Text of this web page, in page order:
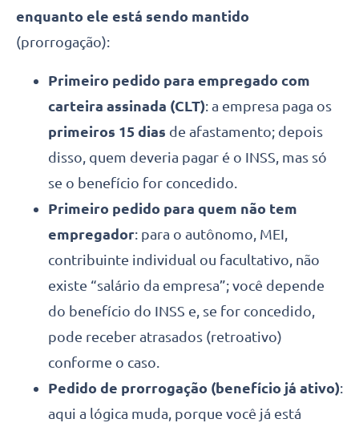
enquanto ele está sendo mantido
(prorrogação):
Primeiro pedido para empregado com
carteira assinada (CLT): a empresa paga os
primeiros 15 dias de afastamento; depois
disso, quem deveria pagar é o INSS, mas só
se o benefício for concedido.
Primeiro pedido para quem não tem
empregador: para o autônomo, MEI,
contribuinte individual ou facultativo, não
existe “salário da empresa”; você depende
do benefício do INSS e, se for concedido,
pode receber atrasados (retroativo)
conforme o caso.
Pedido de prorrogação (benefício já ativo):
aqui a lógica muda, porque você já está